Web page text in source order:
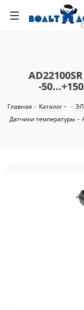
-
Главная - Каталог -
Датчики температуры -